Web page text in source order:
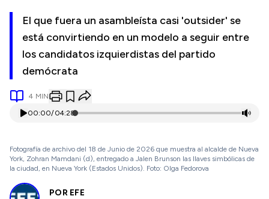
El que fuera un asambleísta casi 'outsider' se
está convirtiendo en un modelo a seguir entre
los candidatos izquierdistas del partido
demócrata
4 MIN
00:00/04:28
Fotografía de archivo del 18 de Junio de 2026 que muestra al alcalde de Nueva
York, Zohran Mamdani (d), entregado a Jalen Brunson las llaves simbólicas de
la ciudad, en Nueva York (Estados Unidos). Foto: Olga Fedorova
POR EFE